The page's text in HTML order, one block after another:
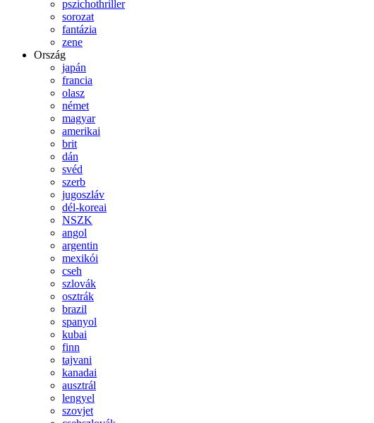
pszichothriller
sorozat
fantázia
zene
Ország
japán
francia
olasz
német
magyar
amerikai
brit
dán
svéd
szerb
jugoszláv
dél-koreai
NSZK
angol
argentin
mexikói
cseh
szlovák
osztrák
brazil
spanyol
kubai
finn
tajvani
kanadai
ausztrál
lengyel
szovjet